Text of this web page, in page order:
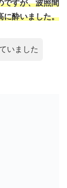
ですが、波照間
に酔いました。
いました